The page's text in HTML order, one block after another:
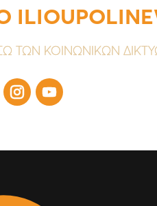
ΤΩΝ ΚΟΙΝΩΝΙΚΩΝ
 